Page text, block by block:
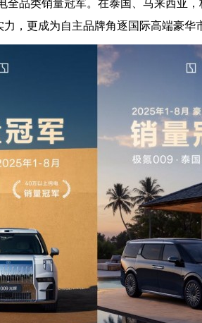
品类销量冠军。在泰国、马来西亚，
，更成为自主品牌角逐国际高端豪华